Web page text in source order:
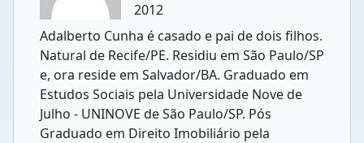
2012
Adalberto Cunha é casado e pai de dois filhos.
Natural de Recife/PE. Residiu em São Paulo/SP
e, ora reside em Salvador/BA. Graduado em
Estudos Sociais pela Universidade Nove de
Julho - UNINOVE de São Paulo/SP. Pós
Graduado em Direito Imobiliário pela